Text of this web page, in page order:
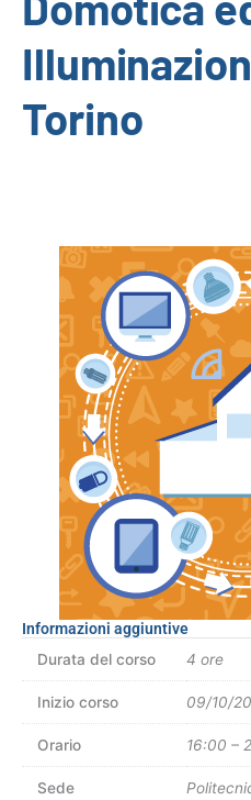
Torino
Informazioni aggiuntive
Durata del corso
4 ore
Inizio corso 09/10/
Orario 16:00 –
Sede